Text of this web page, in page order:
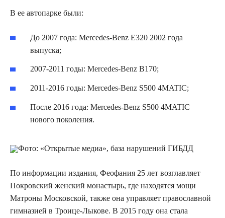
В ее автопарке были:
До 2007 года: Mercedes-Benz Е320 2002 года
выпуска;
2007-2011 годы: Mercedes-Benz B170;
2011-2016 годы: Mercedes-Benz S500 4MATIC;
После 2016 года: Mercedes-Benz S500 4MATIC
нового поколения.
Фото: «Открытые медиа», база нарушений ГИБДД
По информации издания, Феофания 25 лет возглавляет
Покровский женский монастырь, где находятся мощи
Матроны Московской, также она управляет православной
гимназией в Троице-Лыкове. В 2015 году она стала